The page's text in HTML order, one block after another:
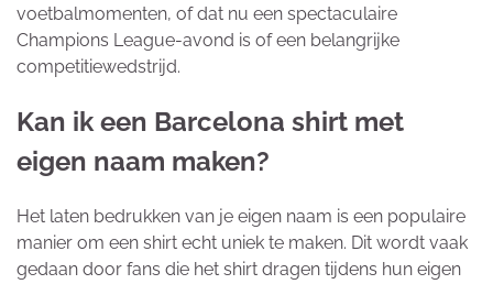
voetbalmomenten, of dat nu een spectaculaire
Champions League-avond is of een belangrijke
competitiewedstrijd.
Kan ik een Barcelona shirt met
eigen naam maken?
Het laten bedrukken van je eigen naam is een populaire
manier om een shirt echt uniek te maken. Dit wordt vaak
gedaan door fans die het shirt dragen tijdens hun eigen